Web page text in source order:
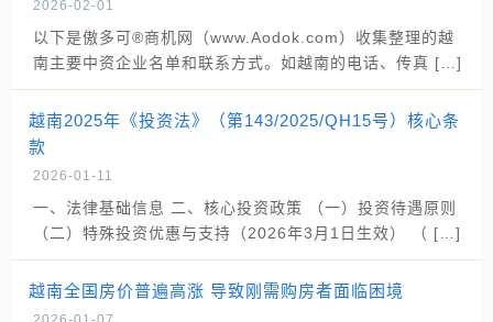
2026-02-01
以下是傲多可®商机网（www.Aodok.com）收集整理的越
南主要中资企业名单和联系方式。如越南的电话、传真 […]
越南2025年《投资法》（第143/2025/QH15号）核心条
款
2026-01-11
一、法律基础信息 二、核心投资政策 （一）投资待遇原则
（二）特殊投资优惠与支持（2026年3月1日生效） （ […]
越南全国房价普遍高涨 导致刚需购房者面临困境